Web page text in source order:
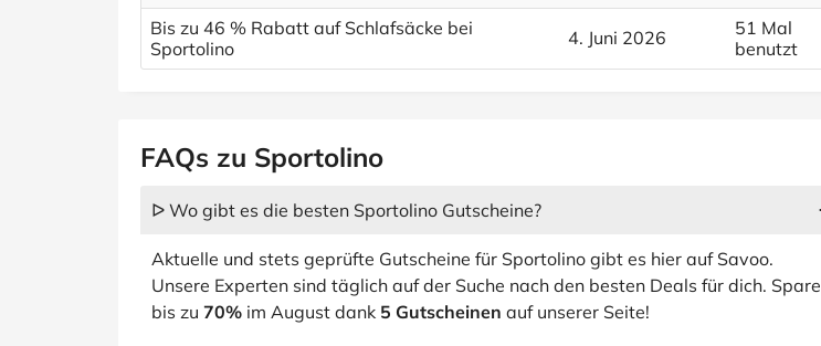
Bis zu 46 % Rabatt auf Schlafsäcke bei
Sportolino
4. Juni 2026
51 Mal
benutzt
FAQs zu Sportolino
ᐅ Wo gibt es die besten Sportolino Gutscheine?
Aktuelle und stets geprüfte Gutscheine für Sportolino gibt es hier auf Savoo.
Unsere Experten sind täglich auf der Suche nach den besten Deals für dich. Spare
bis zu 70% im August dank 5 Gutscheinen auf unserer Seite!